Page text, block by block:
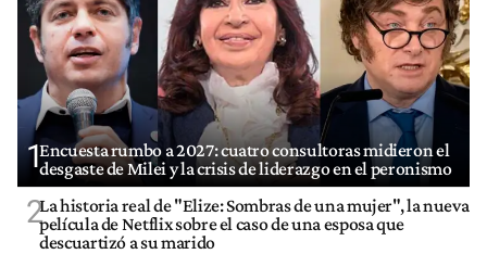
1Encuesta rumbo a 2027: cuatro consultoras midieron el
desgaste de Milei y la crisis de liderazgo en el peronismo
2La historia real de "Elize: Sombras de una mujer", la nueva
película de Netflix sobre el caso de una esposa que
descuartizó a su marido